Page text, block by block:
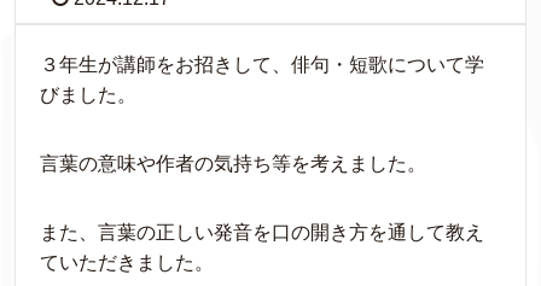
３年生が講師をお招きして、俳句・短歌について学
びました。
言葉の意味や作者の気持ち等を考えました。
また、言葉の正しい発音を口の開き方を通して教え
ていただきました。